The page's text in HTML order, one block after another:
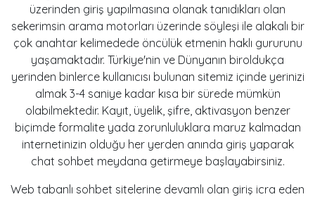
üzerinden giriş yapılmasına olanak tanıdıkları olan
sekerimsin arama motorları üzerinde söyleşi ile alakalı bir
çok anahtar kelimedede öncülük etmenin haklı gururunu
yaşamaktadır. Türkiye'nin ve Dünyanın biroldukça
yerinden binlerce kullanıcısı bulunan sitemiz içinde yerinizi
almak 3-4 saniye kadar kısa bir sürede mümkün
olabilmektedir. Kayıt, üyelik, şifre, aktivasyon benzer
biçimde formalite yada zorunluluklara maruz kalmadan
internetinizin olduğu her yerden anında giriş yaparak
chat sohbet meydana getirmeye başlayabirsiniz.
Web tabanlı sohbet sitelerine devamlı olan giriş icra eden